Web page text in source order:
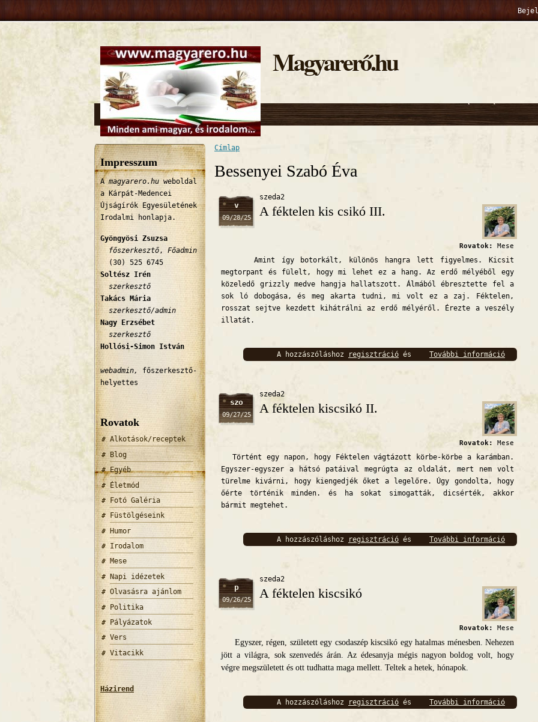
Magyarerő.hu
Impresszum
A magyarero.hu weboldal
a Kárpát-Medencei
Újságírók Egyesületének
Irodalmi honlapja.
Gyöngyösi Zsuzsa
főszerkesztő ,
Főadmin
(30) 525 6745
Soltész Irén
szerkesztő
Takács Mária
szerkesztő/admin
Nagy Erzsébet
szerkesztő
Hollósi-Simon István
webadmin,
főszerkesztő-
helyettes
Rovatok
Alkotások/receptek
Blog
Egyéb
Életmód
Fotó Galéria
Füstölgéseink
Humor
Irodalom
Mese
Napi idézetek
Olvasásra ajánlom
Politika
Pályázatok
Vers
Vitacikk
Házirend
Jelenlegi hely
Címlap
Bessenyei Szabó Éva
v
09/28/25
szeda2
A féktelen kis csikó III.
Rovatok: Mese
Amint így botorkált, különös hangra lett figyelmes. Kicsit
megtorpant és fülelt, hogy mi lehet ez a hang. Az erdő mélyéből egy
közeledő grizzly medve hangja hallatszott. Álmából ébresztette fel a
sok ló dobogása, és meg akarta tudni, mi volt ez a zaj. Féktelen,
rosszat sejtve kezdett kihátrálni az erdő mélyéről. Érezte a veszély
illatát.
További információ A
A hozzászóláshoz regisztráció és
szo
09/27/25
szeda2
A féktelen kiscsikó II.
Rovatok: Mese
Történt egy napon, hogy Féktelen vágtázott körbe-körbe a karámban.
Egyszer-egyszer a hátsó patáival megrúgta az oldalát, mert nem volt
türelme kivárni, hogy kiengedjék őket a legelőre. Úgy gondolta, hogy
őérte történik minden. és ha sokat simogatták, dicsérték, akkor
bármit megtehet.
További információ A
A hozzászóláshoz regisztráció és
p
09/26/25
szeda2
A féktelen kiscsikó
Rovatok: Mese
Egyszer, régen, született egy csodaszép kiscsikó egy hatalmas ménesben. Nehezen
jött a világra, sok szenvedés árán. Az édesanyja mégis nagyon boldog volt, hogy
végre megszületett és ott tudhatta maga mellett. Teltek a hetek, hónapok.
További információ A
A hozzászóláshoz regisztráció és